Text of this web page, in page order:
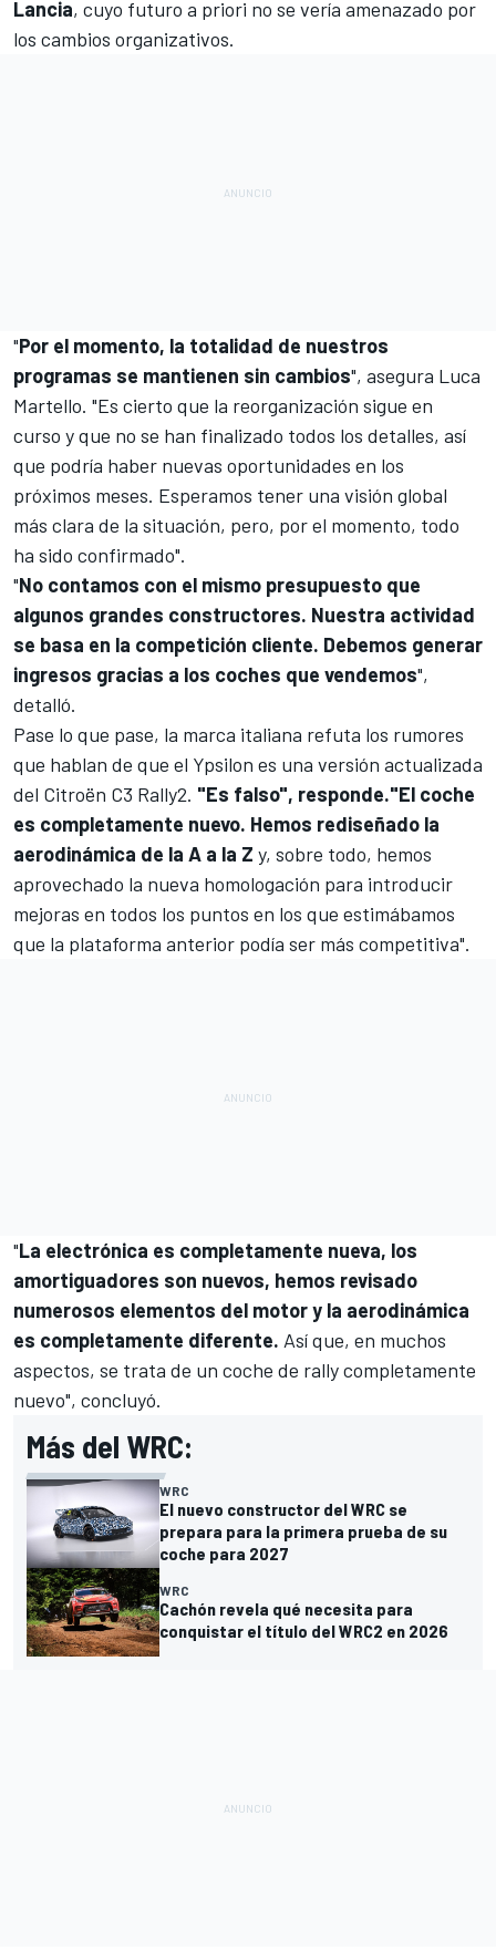
Lancia, cuyo futuro a priori no se vería amenazado por
los cambios organizativos.
"Por el momento, la totalidad de nuestros
programas se mantienen sin cambios", asegura Luca
Martello. "Es cierto que la reorganización sigue en
curso y que no se han finalizado todos los detalles, así
que podría haber nuevas oportunidades en los
próximos meses. Esperamos tener una visión global
más clara de la situación, pero, por el momento, todo
ha sido confirmado".
"No contamos con el mismo presupuesto que
algunos grandes constructores. Nuestra actividad
se basa en la competición cliente. Debemos generar
ingresos gracias a los coches que vendemos",
detalló.
Pase lo que pase, la marca italiana refuta los rumores
que hablan de que el Ypsilon es una versión actualizada
del Citroën C3 Rally2. "Es falso", responde."El coche
es completamente nuevo. Hemos rediseñado la
aerodinámica de la A a la Z y, sobre todo, hemos
aprovechado la nueva homologación para introducir
mejoras en todos los puntos en los que estimábamos
que la plataforma anterior podía ser más competitiva".
"La electrónica es completamente nueva, los
amortiguadores son nuevos, hemos revisado
numerosos elementos del motor y la aerodinámica
es completamente diferente. Así que, en muchos
aspectos, se trata de un coche de rally completamente
nuevo", concluyó.
Más del WRC:
WRC
El nuevo constructor del WRC se
prepara para la primera prueba de su
coche para 2027
WRC
Cachón revela qué necesita para
conquistar el título del WRC2 en 2026